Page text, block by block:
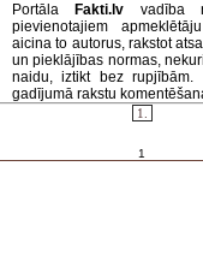
Portāla Fakti.lv vadība
pievienotajiem
aicina to autorus, rakstot
un pieklājības normas,
naidu, iztikt bez rupjībām.
gadījumā rakstu
1.
1